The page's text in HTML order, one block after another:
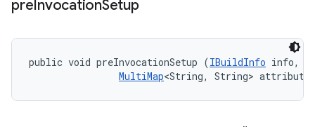
preInvocationSetup
public void preInvocationSetup (IBuildInfo info,
MultiMap<String, String>